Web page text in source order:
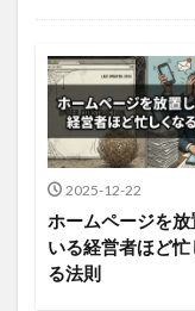
2025-12-22
ホームページを放
いる経営者ほど忙
る法則